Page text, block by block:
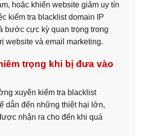
hoặc khiến website giảm uy tín
kiểm tra blacklist domain IP
bước cực kỳ quan trọng trong
website và email marketing.
trọng khi bị đưa vào
xuyên kiểm tra blacklist
dẫn đến những thiệt hại lớn,
nhận ra cho đến khi quá